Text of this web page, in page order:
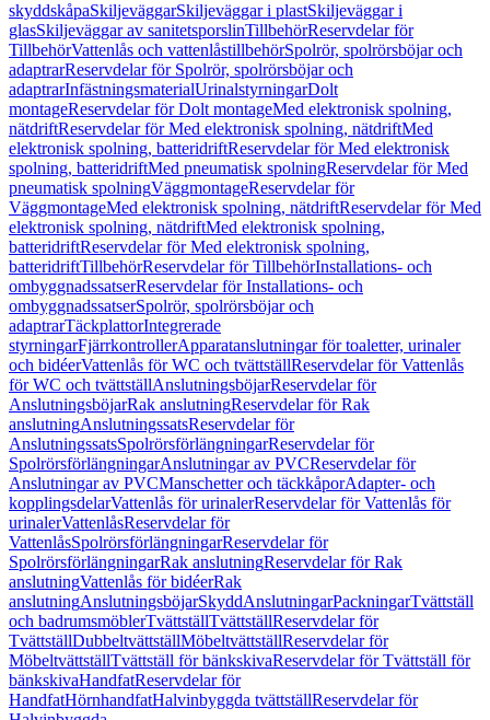
skyddskåpaSkiljeväggarSkiljeväggar i plastSkiljeväggar i
glasSkiljeväggar av sanitetsporslinTillbehörReservdelar för
TillbehörVattenlås och vattenlåstillbehörSpolrör, spolrörsböjar och
adaptrarReservdelar för Spolrör, spolrörsböjar och
adaptrarInfästningsmaterialUrinalstyrningarDolt
montageReservdelar för Dolt montageMed elektronisk spolning,
nätdriftReservdelar för Med elektronisk spolning, nätdriftMed
elektronisk spolning, batteridriftReservdelar för Med elektronisk
spolning, batteridriftMed pneumatisk spolningReservdelar för Med
pneumatisk spolningVäggmontageReservdelar för
VäggmontageMed elektronisk spolning, nätdriftReservdelar för Med
elektronisk spolning, nätdriftMed elektronisk spolning,
batteridriftReservdelar för Med elektronisk spolning,
batteridriftTillbehörReservdelar för TillbehörInstallations- och
ombyggnadssatserReservdelar för Installations- och
ombyggnadssatserSpolrör, spolrörsböjar och
adaptrarTäckplattorIntegrerade
styrningarFjärrkontrollerApparatanslutningar för toaletter, urinaler
och bidéerVattenlås för WC och tvättställReservdelar för Vattenlås
för WC och tvättställAnslutningsböjarReservdelar för
AnslutningsböjarRak anslutningReservdelar för Rak
anslutningAnslutningssatsReservdelar för
AnslutningssatsSpolrörsförlängningarReservdelar för
SpolrörsförlängningarAnslutningar av PVCReservdelar för
Anslutningar av PVCManschetter och täckkåporAdapter- och
kopplingsdelarVattenlås för urinalerReservdelar för Vattenlås för
urinalerVattenlåsReservdelar för
VattenlåsSpolrörsförlängningarReservdelar för
SpolrörsförlängningarRak anslutningReservdelar för Rak
anslutningVattenlås för bidéerRak
anslutningAnslutningsböjarSkyddAnslutningarPackningarTvättställ
och badrumsmöblerTvättställTvättställReservdelar för
TvättställDubbeltvättställMöbeltvättställReservdelar för
MöbeltvättställTvättställ för bänkskivaReservdelar för Tvättställ för
bänkskivaHandfatReservdelar för
HandfatHörnhandfatHalvinbyggda tvättställReservdelar för